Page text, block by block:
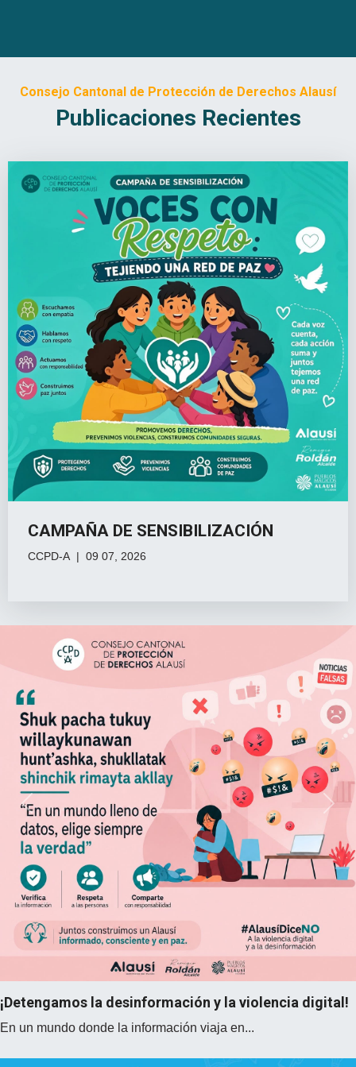
Consejo Cantonal de Protección de Derechos Alausí
Publicaciones Recientes
CAMPAÑA DE SENSIBILIZACIÓN
CCPD-A 09 07, 2026
Previous Next
¡Detengamos la desinformación y la violencia digital!
En un mundo donde la información viaja en...